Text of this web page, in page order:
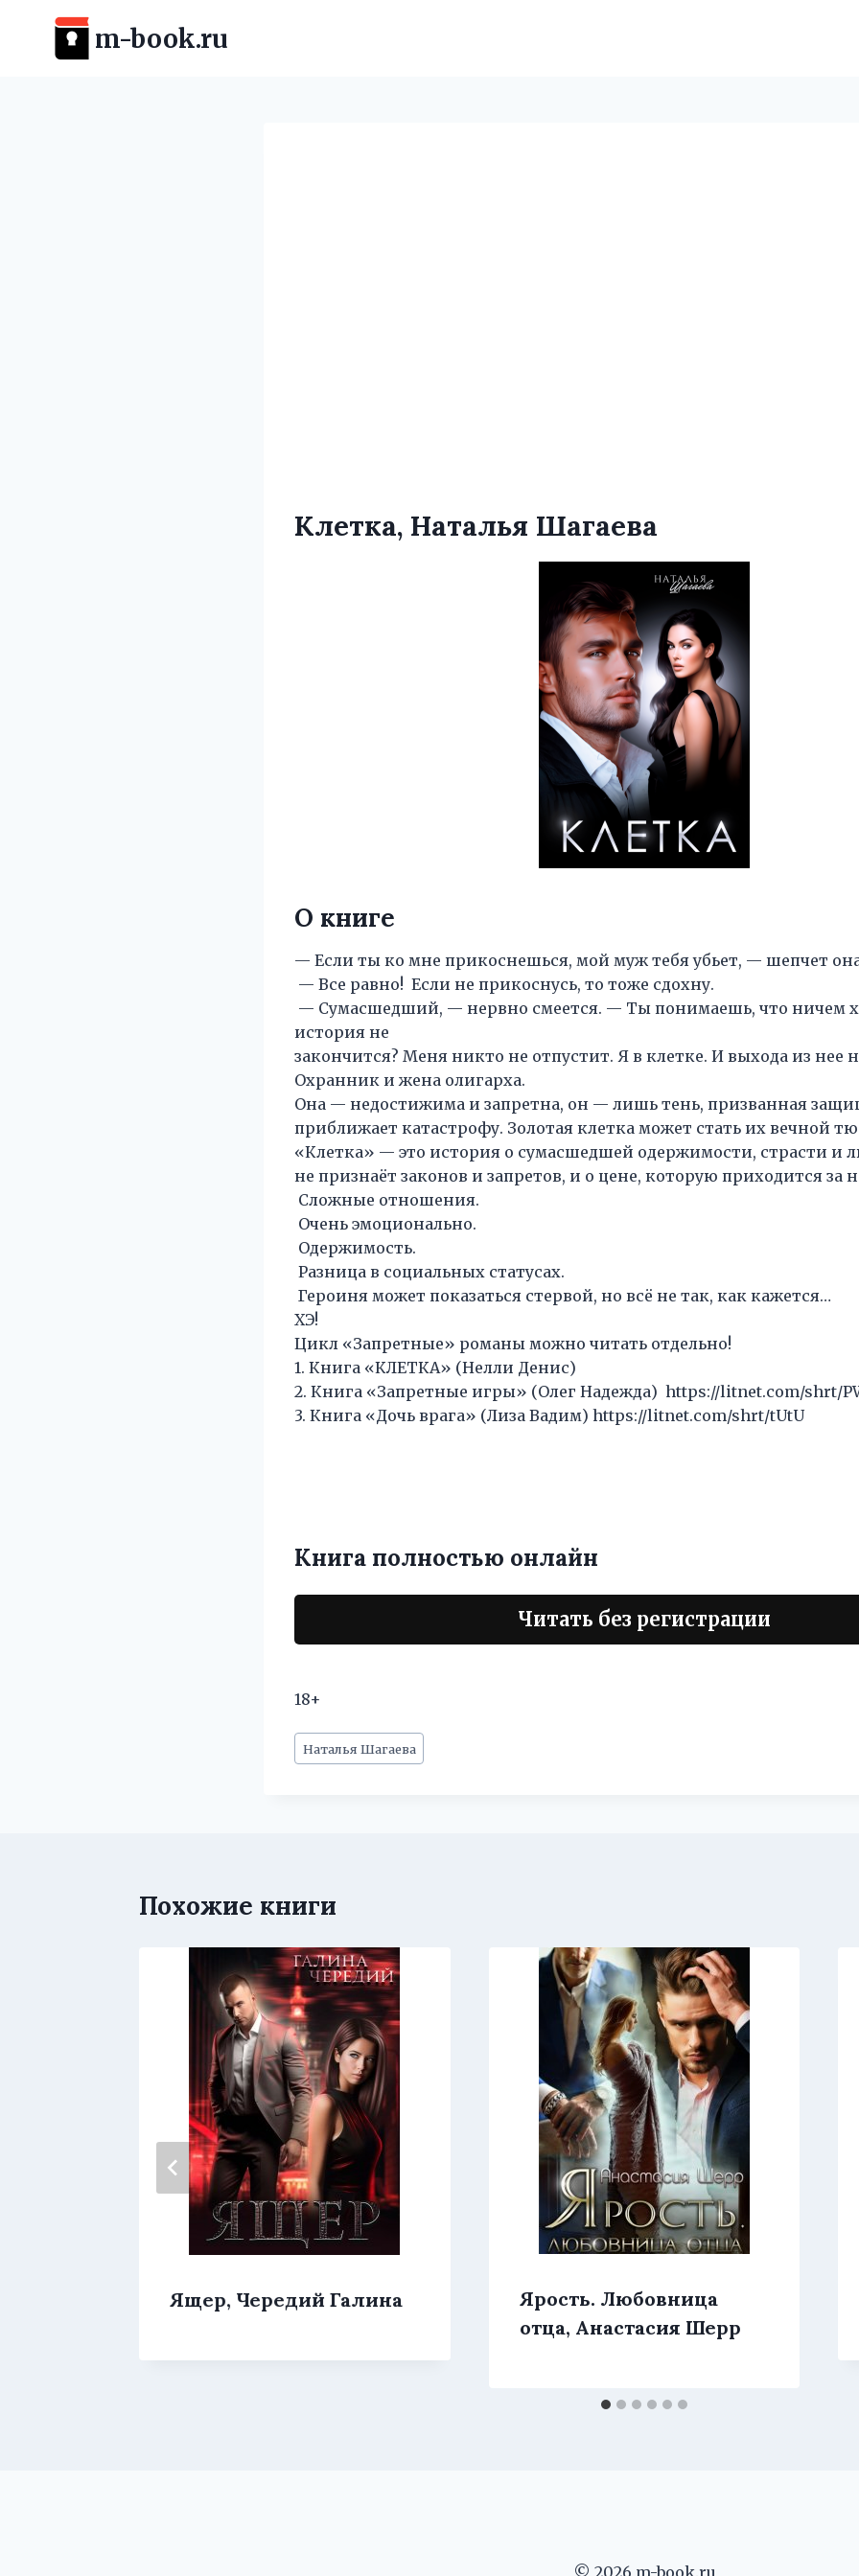
Перейти
содержимому
m-book.ru
Клетка, Наталья Шагаева
О книге
— Если ты ко мне прикоснешься, мой муж тебя убьет, — шепчет
— Все равно! Если не прикоснусь, то тоже сдохну.
— Сумасшедший, — нервно смеется. — Ты понимаешь, что ничем
история не
закончится? Меня никто не отпустит. Я в клетке. И выхода из нее
Охранник и жена олигарха.
Она — недостижима и запретна, он — лишь тень, призванная
приближает катастрофу. Золотая клетка может стать их вечной
«Клетка» — это история о сумасшедшей одержимости, страсти и
не признаёт законов и запретов, и о цене, которую приходится за
Сложные отношения.
Очень эмоционально.
Одержимость.
Разница в социальных статусах.
Героиня может показаться стервой, но всё не так, как кажется…
ХЭ!
Цикл «Запретные» романы можно читать отдельно!
1. Книга «КЛЕТКА» (Нелли Денис)
2. Книга «Запретные игры» (Олег Надежда) https://litnet.com/shrt/
3. Книга «Дочь врага» (Лиза Вадим) https://litnet.com/shrt/tUtU
Книга полностью онлайн
Читать без регистрации
18+
Метки
записи:
Наталья Шагаева
Похожие книги
Ящер, Чередий Галина
Ярость. Любовница
отца, Анастасия Шерр
© 2026 m-book.ru